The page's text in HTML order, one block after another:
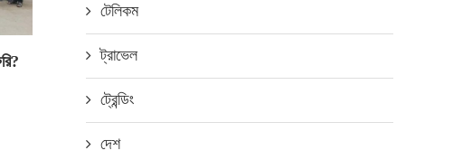
টাইমস’র ঈদের আনন্দ উপভোগ
টেলিকম
ট্রাভেল
ট্রেন্ডিং
দেশ